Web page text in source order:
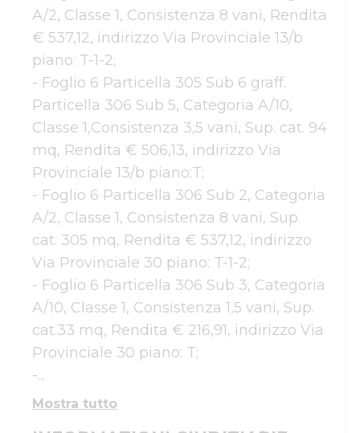
A/2, Classe 1, Consistenza 8 vani, Rendita
€ 537,12, indirizzo Via Provinciale 13/b
piano: T-1-2;
- Foglio 6 Particella 305 Sub 6 graff.
Particella 306 Sub 5, Categoria A/10,
Classe 1,Consistenza 3,5 vani, Sup. cat. 94
mq, Rendita € 506,13, indirizzo Via
Provinciale 13/b piano:T;
- Foglio 6 Particella 306 Sub 2, Categoria
A/2, Classe 1, Consistenza 8 vani, Sup.
cat. 305 mq, Rendita € 537,12, indirizzo
Via Provinciale 30 piano: T-1-2;
- Foglio 6 Particella 306 Sub 3, Categoria
A/10, Classe 1, Consistenza 1,5 vani, Sup.
cat.33 mq, Rendita € 216,91, indirizzo Via
Provinciale 30 piano: T;
-...
Mostra tutto